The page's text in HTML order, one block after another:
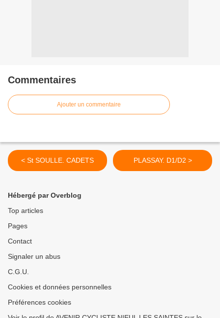
Commentaires
Ajouter un commentaire
< St SOULLE. CADETS PLASSAY. D1/D2 >
Hébergé par Overblog
Top articles
Pages
Contact
Signaler un abus
C.G.U.
Cookies et données personnelles
Préférences cookies